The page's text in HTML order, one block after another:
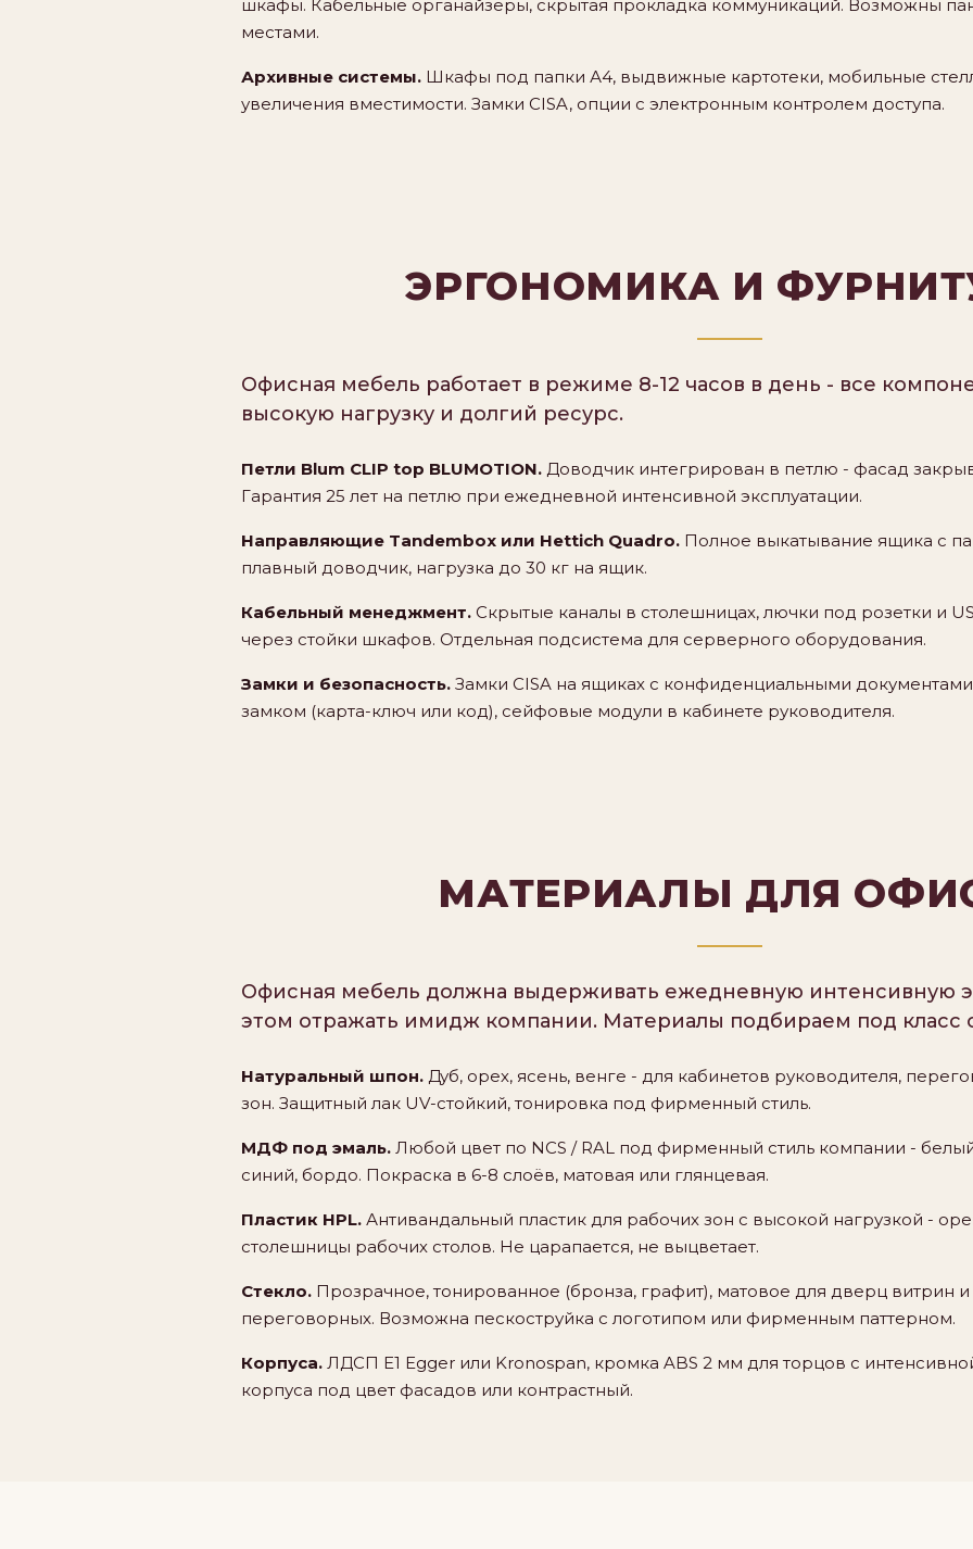
шкафы. Кабельные органайзеры, скрытая прокладка коммуникаций. Возможны
местами.
Архивные системы. Шкафы под папки А4, выдвижные картотеки, мобильные
увеличения вместимости. Замки CISA, опции с электронным контролем доступа.
ЭРГОНОМИКА И
Офисная мебель работает в режиме 8-12 часов в день - все
высокую нагрузку и долгий ресурс.
Петли Blum CLIP top BLUMOTION. Доводчик интегрирован в петлю - фасад
Гарантия 25 лет на петлю при ежедневной интенсивной эксплуатации.
Направляющие Tandembox или Hettich Quadro. Полное выкатывание ящика с
плавный доводчик, нагрузка до 30 кг на ящик.
Кабельный менеджмент. Скрытые каналы в столешницах, лючки под розетки и
через стойки шкафов. Отдельная подсистема для серверного оборудования.
Замки и безопасность. Замки CISA на ящиках с конфиденциальными
замком (карта-ключ или код), сейфовые модули в кабинете руководителя.
МАТЕРИАЛЫ ДЛЯ
Офисная мебель должна выдерживать ежедневную интенсивную
этом отражать имидж компании. Материалы подбираем под класс
Натуральный шпон. Дуб, орех, ясень, венге - для кабинетов руководителя,
зон. Защитный лак UV-стойкий, тонировка под фирменный стиль.
МДФ под эмаль. Любой цвет по NCS / RAL под фирменный стиль компании -
синий, бордо. Покраска в 6-8 слоёв, матовая или глянцевая.
Пластик HPL. Антивандальный пластик для рабочих зон с высокой нагрузкой -
столешницы рабочих столов. Не царапается, не выцветает.
Стекло. Прозрачное, тонированное (бронза, графит), матовое для дверц витрин
переговорных. Возможна пескоструйка с логотипом или фирменным паттерном.
Корпуса. ЛДСП E1 Egger или Kronospan, кромка ABS 2 мм для торцов с
корпуса под цвет фасадов или контрастный.